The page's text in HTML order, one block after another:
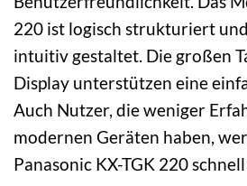
220 ist logisch strukturiert
intuitiv gestaltet. Die großen
Display unterstützen eine
Auch Nutzer, die weniger
modernen Geräten haben,
Panasonic KX-TGK 220